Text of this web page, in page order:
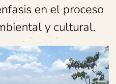
en el proceso
y cultural.